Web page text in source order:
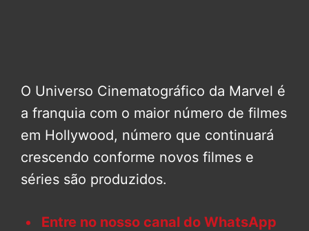
O Universo Cinematográfico da Marvel é
a franquia com o maior número de filmes
em Hollywood, número que continuará
crescendo conforme novos filmes e
séries são produzidos.
Entre no nosso canal do WhatsApp